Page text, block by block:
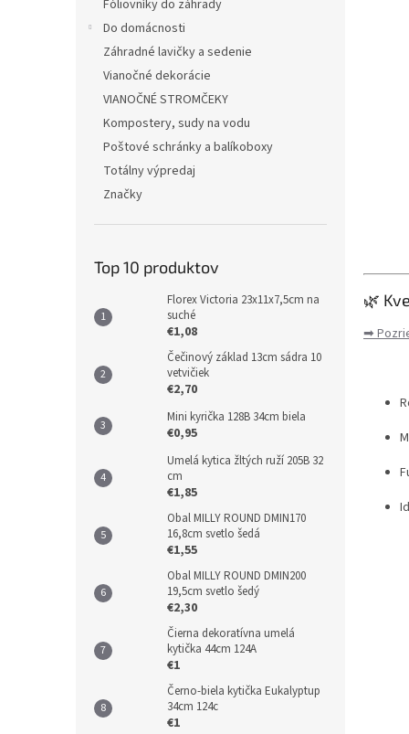
Fóliovníky do záhrady
Do domácnosti
Záhradné lavičky a sedenie
Vianočné dekorácie
VIANOČNÉ STROMČEKY
Kompostery, sudy na vodu
Poštové schránky a balíkoboxy
Totálny výpredaj
Značky
Top 10 produktov
Florex Victoria 23x11x7,5cm na
suché
€1,08
Čečinový základ 13cm sádra 10
vetvičiek
€2,70
Mini kyrička 128B 34cm biela
€0,95
Umelá kytica žltých ruží 205B 32
cm
€1,85
Obal MILLY ROUND DMIN170
16,8cm svetlo šedá
€1,55
Obal MILLY ROUND DMIN200
19,5cm svetlo šedý
€2,30
Čierna dekoratívna umelá
kytička 44cm 124A
€1
Černo-biela kytička Eukalyptup
34cm 124c
€1
🌿
➡